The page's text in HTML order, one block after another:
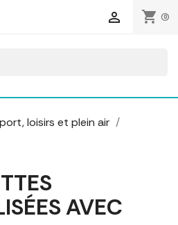
shopping_cart (0)

loisirs et plein air
AVEC